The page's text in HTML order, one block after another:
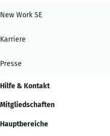
New Work SE
Karriere
Presse
Hilfe & Kontakt
Mitgliedschaften
Hauptbereiche